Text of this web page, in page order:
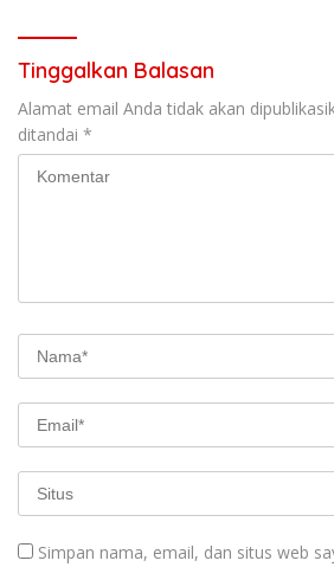
Tinggalkan Balasan
Alamat email Anda tidak akan
ditandai *
Simpan nama, email, dan situs web